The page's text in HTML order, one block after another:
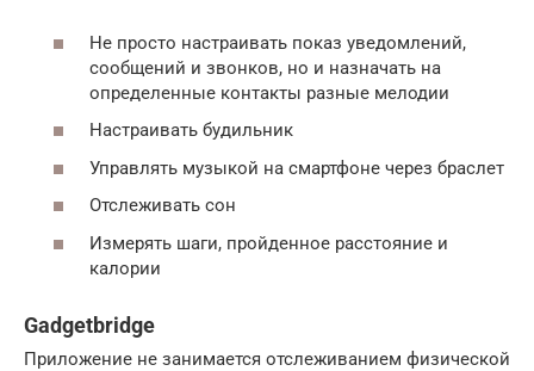
Не просто настраивать показ уведомлений,
сообщений и звонков, но и назначать на
определенные контакты разные мелодии
Настраивать будильник
Управлять музыкой на смартфоне через браслет
Отслеживать сон
Измерять шаги, пройденное расстояние и
калории
Gadgetbridge
Приложение не занимается отслеживанием физической